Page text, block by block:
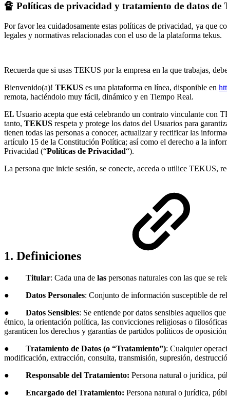
🔏 Políticas de privacidad y tratamiento de datos de
Por favor lea cuidadosamente estas políticas de privacidad, ya que
legales y normativas relacionadas con el uso de la plataforma tekus.
Recuerda que si usas TEKUS por la empresa en la que trabajas,
Bienvenido(a)! TEKUS es una plataforma en línea, disponible en
remota, haciéndolo muy fácil, dinámico y en Tiempo Real.
EL Usuario acepta que está celebrando un contrato vinculante con
tanto, TEKUS respeta y protege los datos del Usuarios para
tienen todas las personas a conocer, actualizar y rectificar las
artículo 15 de la Constitución Política; así como el derecho a la
Privacidad (“Políticas de Privacidad“).
La persona que inicie sesión, se conecte, acceda o utilice TEKUS,
1. Definiciones
● Titular: Cada una de las personas naturales con las que se
● Datos Personales: Conjunto de información susceptible de
● Datos Sensibles: Se entiende por datos sensibles aquellos
étnico, la orientación política, las convicciones religiosas o
garanticen los derechos y garantías de partidos políticos de
● Tratamiento de Datos (o “Tratamiento”): Cualquier
modificación, extracción, consulta, transmisión, supresión,
● Responsable del Tratamiento: Persona natural o jurídica,
● Encargado del Tratamiento: Persona natural o jurídica,